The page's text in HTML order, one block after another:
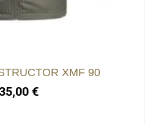
XMF 90
€